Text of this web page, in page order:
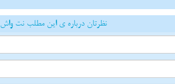
نظرتان درباره ی این مطلب نت واش